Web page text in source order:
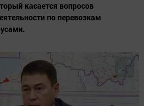
касается вопросов
по перевозкам